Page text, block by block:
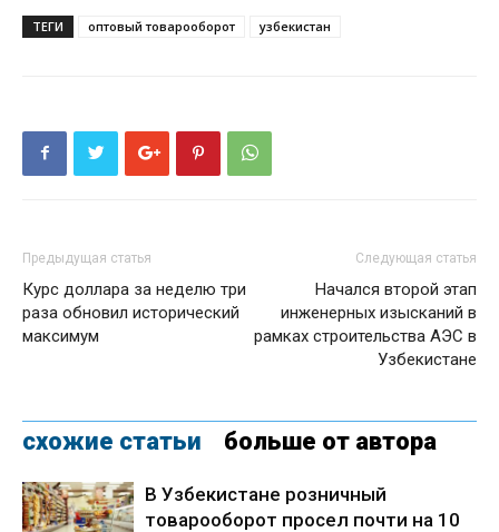
ТЕГИ оптовый товарооборот узбекистан
Предыдущая статья
Курс доллара за неделю три
раза обновил исторический
максимум
Следующая статья
Начался второй этап
инженерных изысканий в
рамках строительства АЭС в
Узбекистане
схожие статьи больше от автора
В Узбекистане розничный
товарооборот просел почти на 10